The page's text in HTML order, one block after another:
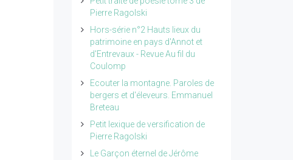
Pierre Ragolski
Hors-série n°2 Hauts lieux du
patrimoine en pays d'Annot et
d'Entrevaux - Revue Au fil du
Coulomp
Ecouter la montagne. Paroles de
bergers et d'éleveurs. Emmanuel
Breteau
Petit lexique de versification de
Pierre Ragolski
Le Garçon éternel de Jérôme